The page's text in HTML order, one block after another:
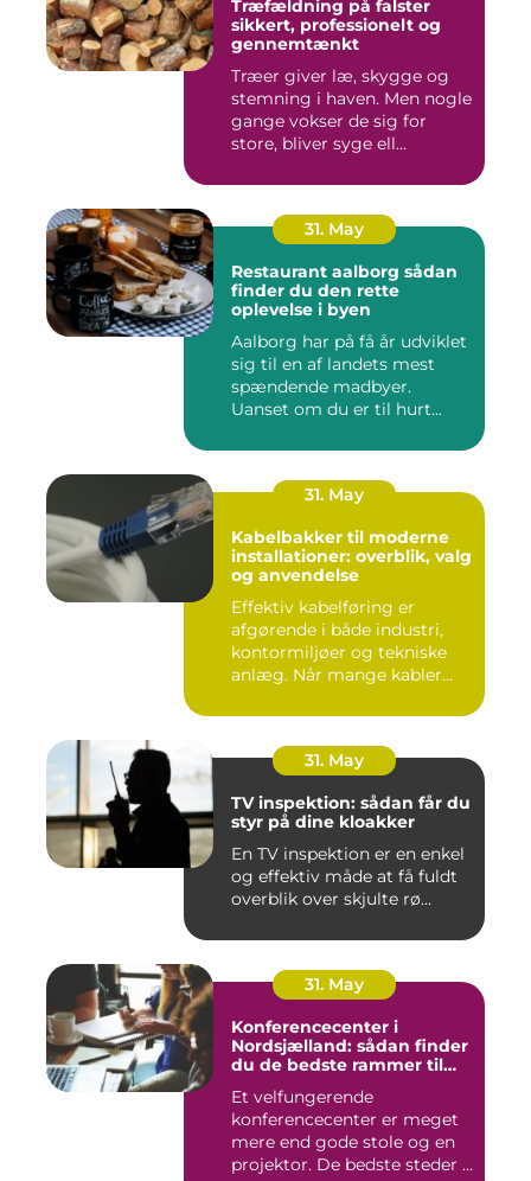
Træfældning på falster
sikkert, professionelt og
gennemtænkt
Træer giver læ, skygge og
stemning i haven. Men nogle
gange vokser de sig for
store, bliver syge ell...
31. May
Restaurant aalborg sådan
finder du den rette
oplevelse i byen
Aalborg har på få år udviklet
sig til en af landets mest
spændende madbyer.
Uanset om du er til hurt...
31. May
Kabelbakker til moderne
installationer: overblik, valg
og anvendelse
Effektiv kabelføring er
afgørende i både industri,
kontormiljøer og tekniske
anlæg. Når mange kabler...
31. May
TV inspektion: sådan får du
styr på dine kloakker
En TV inspektion er en enkel
og effektiv måde at få fuldt
overblik over skjulte rø...
31. May
Konferencecenter i
Nordsjælland: sådan finder
du de bedste rammer til
Et velfungerende
konferencecenter er meget
mere end gode stole og en
projektor. De bedste steder i